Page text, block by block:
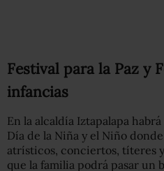
Festival para la Paz y
infancias
En la alcaldía Iztapalapa
Día de la Niña y el Niño
atrísticos, conciertos, títeres
que la familia podrá pasar un